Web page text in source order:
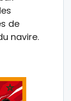
de
navire.